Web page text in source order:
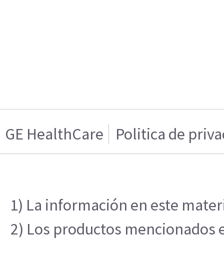
GE HealthCare Politica de
1) La información en este
2) Los productos mencionados